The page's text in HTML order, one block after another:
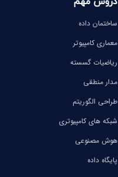
ساختمان داده
معماری کامپیوتر
ریاضیات گسسته
مدار منطقی
طراحی الگوریتم
شبکه های کامپیوتری
هوش مصنوعی
پایگاه داده